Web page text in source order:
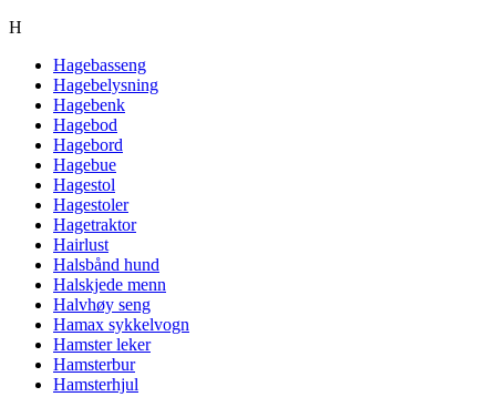
H
Hagebasseng
Hagebelysning
Hagebenk
Hagebod
Hagebord
Hagebue
Hagestol
Hagestoler
Hagetraktor
Hairlust
Halsbånd hund
Halskjede menn
Halvhøy seng
Hamax sykkelvogn
Hamster leker
Hamsterbur
Hamsterhjul